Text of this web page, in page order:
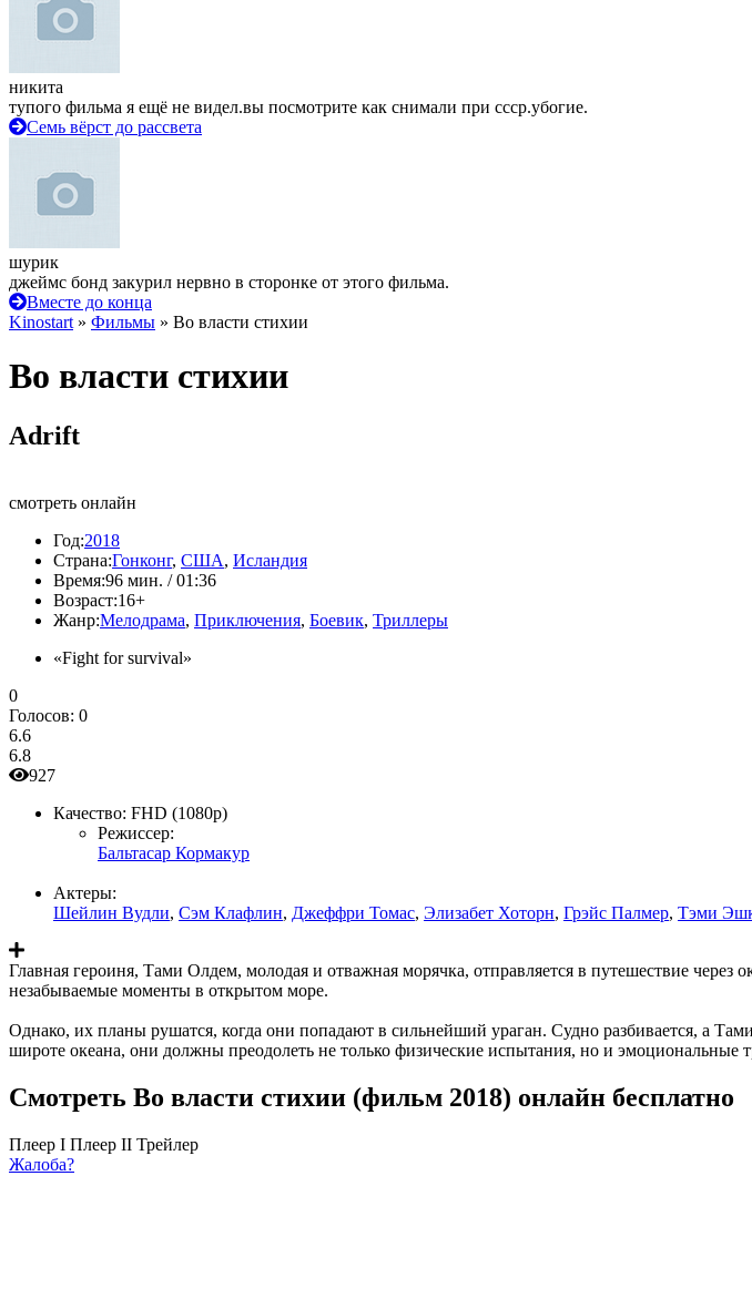
никита
тупого фильма я ещё не видел.вы посмотрите как снимали при ссср.убогие.
Семь вёрст до рассвета
шурик
джеймс бонд закурил нервно в сторонке от этого фильма.
Вместе до конца
Kinostart » Фильмы » Во власти стихии
Во власти стихии
Adrift
смотреть онлайн
Год:2018
Страна:Гонконг, США, Исландия
Время:96 мин. / 01:36
Возраст:16+
Жанр:Мелодрама, Приключения, Боевик, Триллеры
«Fight for survival»
0
Голосов: 0
6.6
6.8
927
Качество: FHD (1080p)
Режиссер:
Бальтасар Кормакур
Актеры:
Шейлин Вудли, Сэм Клафлин, Джеффри Томас, Элизабет Хоторн, Грэйс Палмер, Тэми
Главная героиня, Тами Олдем, молодая и отважная морячка, отправляется в путешествие
незабываемые моменты в открытом море.
Однако, их планы рушатся, когда они попадают в сильнейший ураган. Судно разбивается, а
широте океана, они должны преодолеть не только физические испытания, но и эмоциональные
Смотреть Во власти стихии (фильм 2018) онлайн бесплатно
Плеер I Плеер II Трейлер
Жалоба?